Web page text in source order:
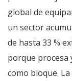
global de
un sector
de hasta 33 %
porque procesa
como bloque.